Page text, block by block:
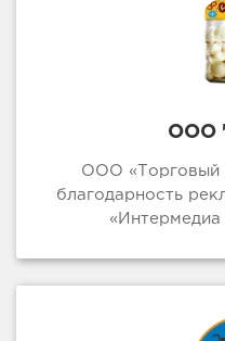
ООО
ООО «Торговый
благодарность
«Интермедиа